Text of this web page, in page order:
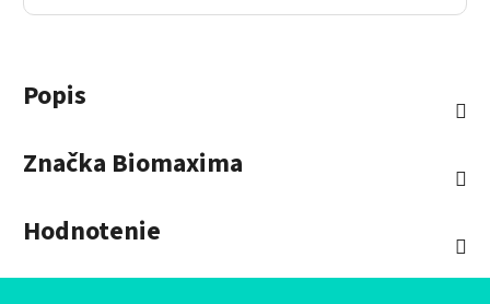
Popis
Značka Biomaxima
Hodnotenie